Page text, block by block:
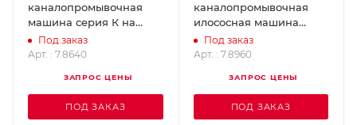
каналопромывочная
машина серия К на
шасси колесной
формулой 4х2 ROJET
Под заказ
Арт. : 7.8640
ЗАПРОС ЦЕНЫ
ПОД ЗАКАЗ
каналопромывочная
илососная машина
серия К на шасси
колесной формулой 6х4
Под заказ
Арт. : 7.8960
ЗАПРОС ЦЕНЫ
ПОД ЗАКАЗ